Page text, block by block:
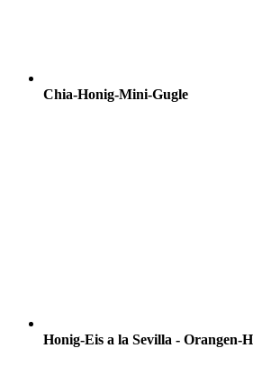
Chia-Honig-Mini-Gugle
Honig-Eis a la Sevilla - Orangen-